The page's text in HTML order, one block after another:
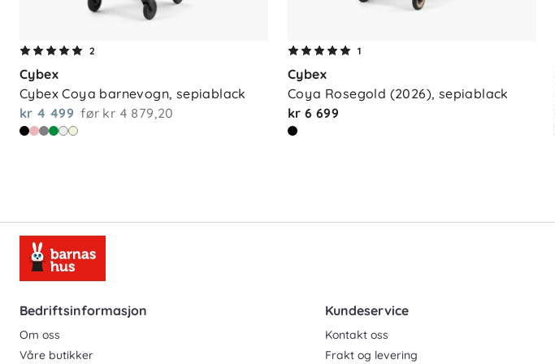
2
Cybex
Cybex Coya barnevogn, sepiablack
kr 4 499 før kr 4 879,20
1
Cybex
Coya Rosegold (2026), sepiablack
kr 6 699
Bedriftsinformasjon
Om oss
Våre butikker
Kundeservice
Kontakt oss
Frakt og levering